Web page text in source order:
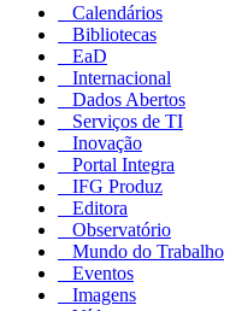
Calendários
Bibliotecas
EaD
Internacional
Dados Abertos
Serviços de TI
Inovação
Portal Integra
IFG Produz
Editora
Observatório
Mundo do Trabalho
Eventos
Imagens